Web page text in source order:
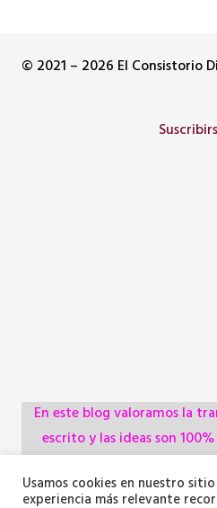
© 2021 – 2026 El Consistorio
En este blog valoramos la
escrito y las ideas son
administraciones, pero
Usamos cookies en nuestro
experiencia más relevante